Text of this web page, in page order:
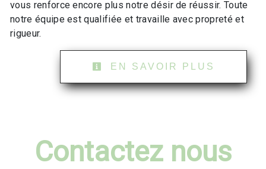
vous renforce encore plus notre désir de réussir. Toute
notre équipe est qualifiée et travaille avec propreté et
rigueur.
EN SAVOIR PLUS
Contactez nous